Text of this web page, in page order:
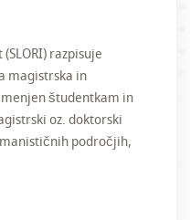
razpisuje
magistrska in
študentkam in
oz. doktorski
področjih,